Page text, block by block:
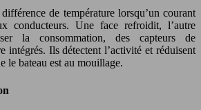
de température lorsqu’un courant
conducteurs. Une face refroidit, l’autre
la consommation, des capteurs de
intégrés. Ils détectent l’activité et réduisent
le bateau est au mouillage.